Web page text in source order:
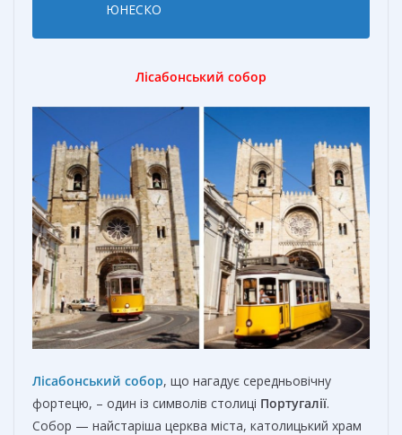
ЮНЕСКО
Лісабонський собор
Лісабонський собор, що нагадує середньовічну
фортецю, – один із символів столиці Португалії.
Собор — найстаріша церква міста, католицький храм